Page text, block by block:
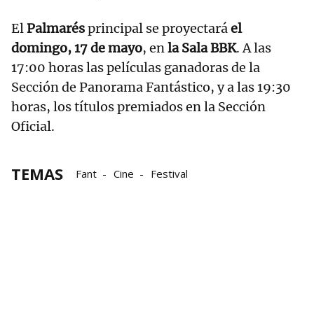
ElPalmarésprincipal se proyectaráel
domingo, 17 de mayo, enla Sala BBK. A las
17:00 horas las películas ganadoras de la
Sección de Panorama Fantástico, y a las 19:30
horas, los títulos premiados en la Sección
Oficial.
TEMAS Fant Cine Festival